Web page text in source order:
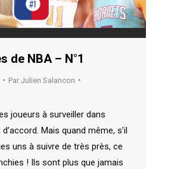
de NBA – N°1
Par Julien Salancon
joueurs à surveiller dans
Mais quand même, s’il
uns à suivre de très près, ce
! Ils sont plus que jamais